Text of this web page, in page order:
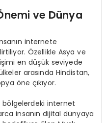
ve Dünya
internete
Özellikle Asya ve
en düşük seviyede
arasında Hindistan,
öne çıkıyor.
bölgelerdeki internet
insanın dijital dünyaya